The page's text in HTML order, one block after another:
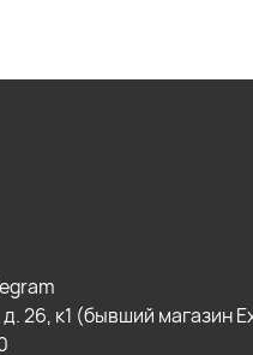
д. 26, к1 (бывший магазин